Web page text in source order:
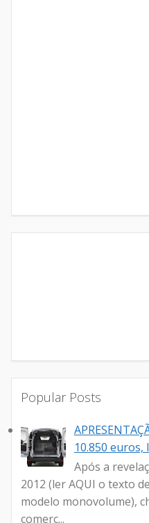
Popular Posts
10.850 euros,
Após a
2012 (ler AQUI o texto
modelo monovolume),
comerc...